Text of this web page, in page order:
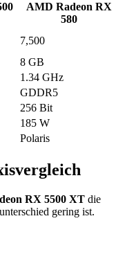
AMD Radeon RX
580
7,500
8 GB
1.34 GHz
GDDR5
256 Bit
185 W
Polaris
RX 5500 XT die
gering ist.